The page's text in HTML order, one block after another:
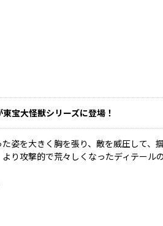
宝大怪獣シリーズに登場！
を大きく胸を張り、敵を威圧して、
攻撃的で荒々しくなったディテール